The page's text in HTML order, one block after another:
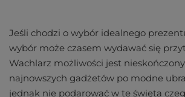
Jeśli chodzi o wybór idealnego
wybór może czasem wydawać się
Wachlarz możliwości jest
najnowszych gadżetów po modne
jednak nie podarować w te święta